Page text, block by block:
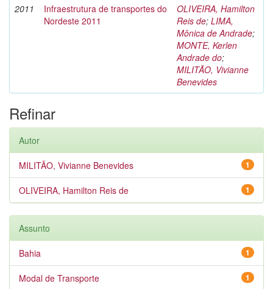
2011
Infraestrutura de transportes do
Nordeste 2011
OLIVEIRA, Hamilton
Reis de; LIMA,
Mônica de Andrade;
MONTE, Kerlen
Andrade do;
MILITÃO, Vivianne
Benevides
Refinar
Autor
1
MILITÃO, Vivianne Benevides
1
OLIVEIRA, Hamilton Reis de
Assunto
1
Bahia
1
Modal de Transporte